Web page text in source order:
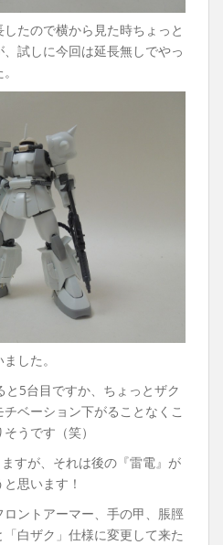
たので横から見た時ちょっと
試しに今回は延長無しでやっ
した。
5台目ですか、ちょっとザク
ベーション下がることなくこ
うです（笑）
すが、それは後の『雷電』が
思います！
ントアーマー、手の甲、脹脛
白ザク」仕様に変更して来た